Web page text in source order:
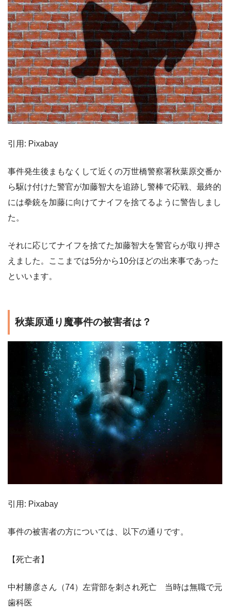
引用: Pixabay
事件発生後まもなくして近くの万世橋警察署秋葉原交番か
ら駆け付けた警官が加藤智大を追跡し警棒で応戦、最終的
には拳銃を加藤に向けてナイフを捨てるように警告しまし
た。
それに応じてナイフを捨てた加藤智大を警官らが取り押さ
えました。ここまでは5分から10分ほどの出来事であった
といいます。
秋葉原通り魔事件の被害者は？
引用: Pixabay
事件の被害者の方については、以下の通りです。
【死亡者】
中村勝彦さん（74）左背部を刺され死亡 当時は無職で元
歯科医